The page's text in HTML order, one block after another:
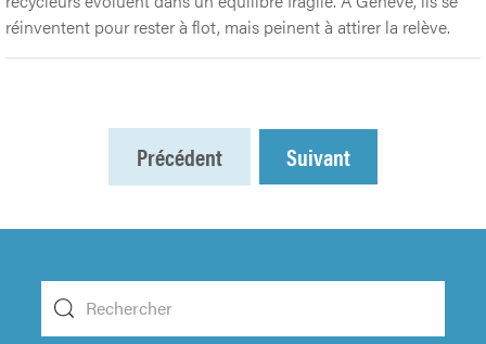
Publié le Jeudi 04 juin 2026
Précédent Suivant